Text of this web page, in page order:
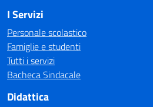
I Servizi
Personale scolastico
Famiglie e studenti
Tutti i servizi
Bacheca Sindacale
Didattica